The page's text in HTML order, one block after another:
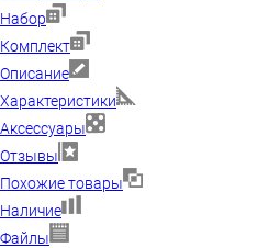
Набор
Комплект
Описание
Характеристики
Аксессуары
Отзывы
Похожие товары
Наличие
Файлы